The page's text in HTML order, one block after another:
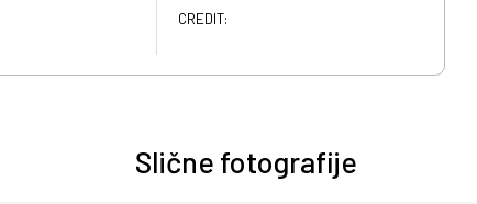
CREDIT:
Slične fotografije